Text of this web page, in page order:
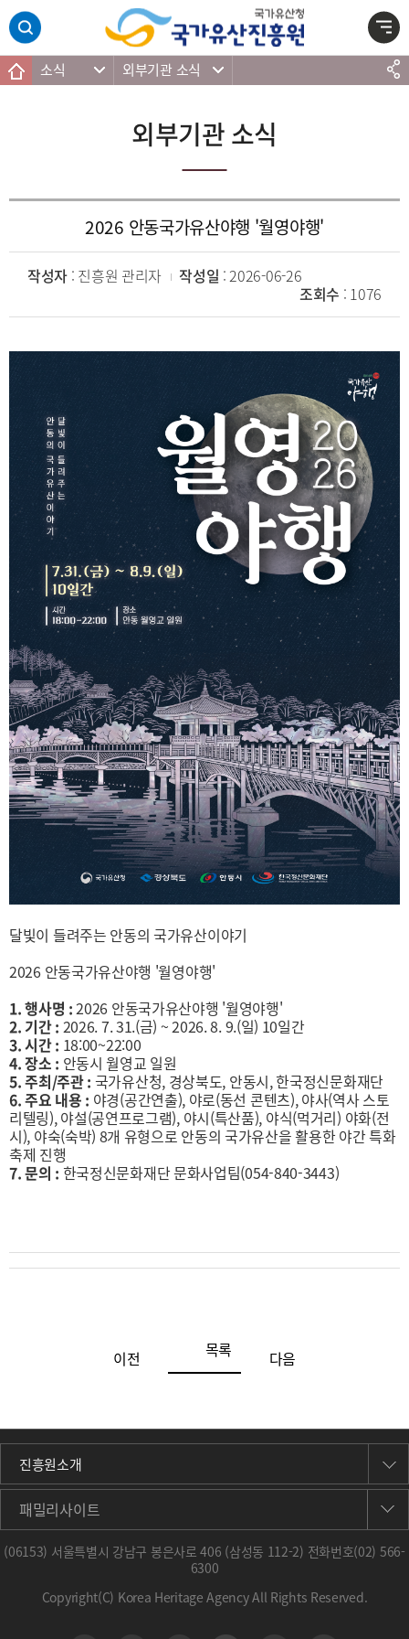
본문 바로가기
주메뉴 바로가기
하단 바로가기
소식 외부기관 소식
외부기관 소식
2026 안동국가유산야행 '월영야행'
작성자 : 진흥원 관리자 작성일 : 2026-06-26
조회수 : 1076
달빛이 들려주는 안동의 국가유산이야기
2026 안동국가유산야행 '월영야행'
1. 행사명 :2026 안동국가유산야행 '월영야행'
2. 기간 : 2026. 7. 31.(금) ~ 2026. 8. 9.(일) 10일간
3. 시간 : 18:00~22:00
4. 장소 : 안동시 월영교 일원
5. 주최/주관 : 국가유산청, 경상북도, 안동시, 한국정신문화재단
6. 주요 내용 : 야경(공간연출), 야로(동선 콘텐츠), 야사(역사 스토
리텔링), 야설(공연프로그램), 야시(특산품), 야식(먹거리) 야화(전
시), 야숙(숙박) 8개 유형으로 안동의 국가유산을 활용한 야간 특화
축제 진행
7. 문의 : 한국정신문화재단 문화사업팀(054-840-3443)
이전 목록 다음
진흥원소개
패밀리사이트
(06153) 서울특별시 강남구 봉은사로 406 (삼성동 112-2) 전화번호(02) 566-
6300
Copyright(C) Korea Heritage Agency All Rights Reserved.